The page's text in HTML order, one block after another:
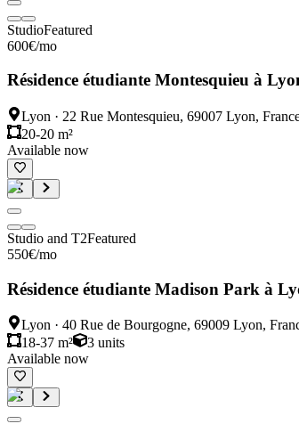
StudioFeatured
600€/mo
Résidence étudiante Montesquieu à
Lyon · 22 Rue Montesquieu, 69007 Lyon,
20-20 m²
Available now
Studio and T2Featured
550€/mo
Résidence étudiante Madison Park à
Lyon · 40 Rue de Bourgogne, 69009 Lyon,
18-37 m²
3 units
Available now